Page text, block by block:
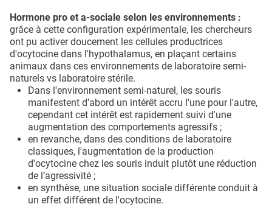
Hormone pro et a-sociale selon les environnements :
grâce à cette configuration expérimentale, les chercheurs
ont pu activer doucement les cellules productrices
d'ocytocine dans l'hypothalamus, en plaçant certains
animaux dans ces environnements de laboratoire semi-
naturels vs laboratoire stérile.
Dans l'environnement semi-naturel, les souris
manifestent d’abord un intérêt accru l'une pour l'autre,
cependant cet intérêt est rapidement suivi d'une
augmentation des comportements agressifs ;
en revanche, dans des conditions de laboratoire
classiques, l'augmentation de la production
d'ocytocine chez les souris induit plutôt une réduction
de l’agressivité ;
en synthèse, une situation sociale différente conduit à
un effet différent de l'ocytocine.